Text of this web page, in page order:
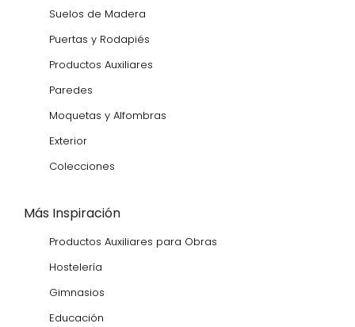
Suelos de Madera
Puertas y Rodapiés
Productos Auxiliares
Paredes
Moquetas y Alfombras
Exterior
Colecciones
Más Inspiración
Productos Auxiliares para Obras
Hostelería
Gimnasios
Educación